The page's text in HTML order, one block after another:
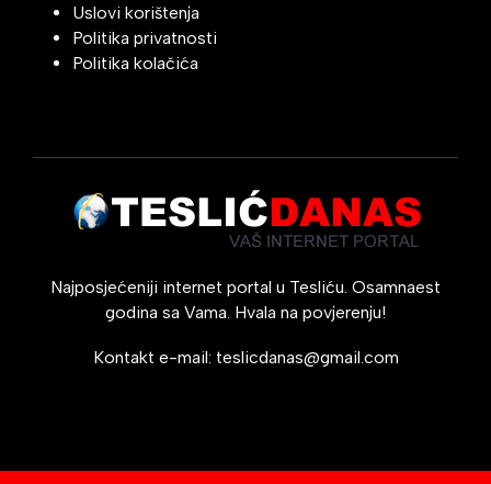
Uslovi korištenja
Politika privatnosti
Politika kolačića
Najposjećeniji internet portal u Tesliću. Osamnaest
godina sa Vama. Hvala na povjerenju!
Kontakt e-mail: teslicdanas@gmail.com